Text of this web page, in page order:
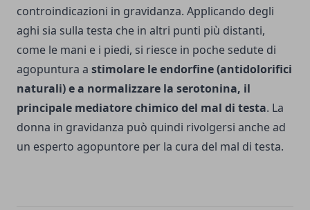
controindicazioni in gravidanza. Applicando degli
aghi sia sulla testa che in altri punti più distanti,
come le mani e i piedi, si riesce in poche sedute di
agopuntura a stimolare le endorfine (antidolorifici
naturali) e a normalizzare la serotonina, il
principale mediatore chimico del mal di testa. La
donna in gravidanza può quindi rivolgersi anche ad
un esperto agopuntore per la cura del mal di testa.